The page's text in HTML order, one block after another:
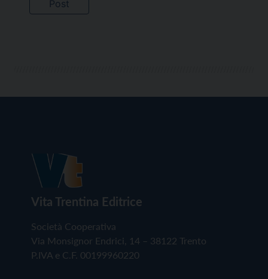
Vita Trentina Editrice
Società Cooperativa
Via Monsignor Endrici, 14 – 38122 Trento
P.IVA e C.F. 00199960220